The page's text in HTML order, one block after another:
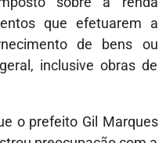
que efetuarem a
de bens ou
inclusive obras de
o prefeito Gil Marques